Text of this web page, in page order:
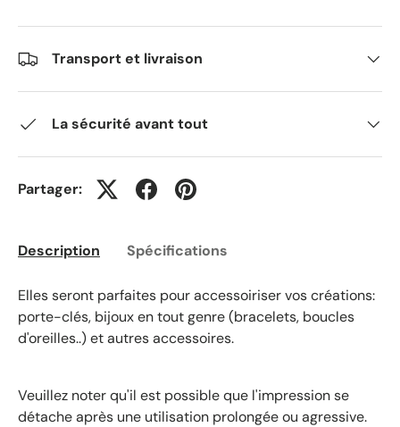
Transport et livraison
La sécurité avant tout
Partager:
Description Spécifications
Elles seront parfaites pour accessoiriser vos créations:
porte-clés, bijoux en tout genre (bracelets, boucles
d'oreilles..) et autres accessoires.
Veuillez noter qu'il est possible que l'impression se
détache après une utilisation prolongée ou agressive.